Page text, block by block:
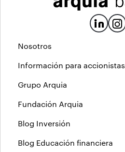
Nosotros
Información para accionistas
Grupo Arquia
Fundación Arquia
Blog Inversión
Blog Educación financiera